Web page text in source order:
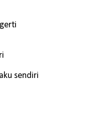
sendiri